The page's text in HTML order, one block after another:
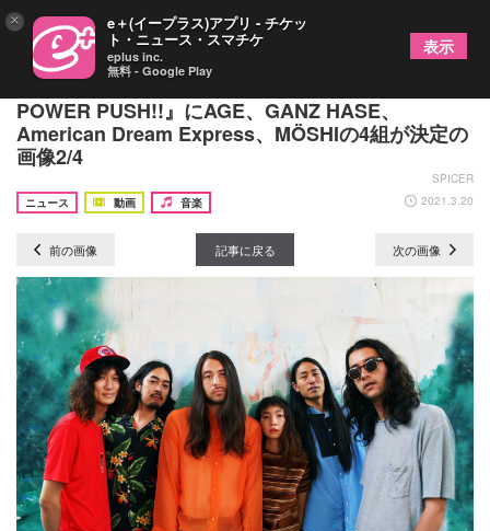
新宿LOFT主催の若手アーティスト応援企画『LOFT
POWER PUSH!!』にAGE、GANZ HASE、
American Dream Express、MÖSHIの4組が決定の
画像2/4
SPICER
ニュース
動画 音楽 2021.3.20
前の画像 記事に戻る 次の画像
× e＋(イープラス)アプリ - チケッ
ト・ニュース・スマチケ
eplus inc.
無料 - Google Play
表示